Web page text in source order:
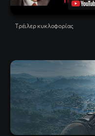
Tρέιλερ κυκλοφορίας